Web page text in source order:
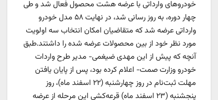
خودروهای وارداتی با عرضه هشت محصول فعال شد و طی
چهار دوره، به روز رسانی شد، در نهایت ۵٨ مدل خودرو
وارداتی عرضه شد که متقاضیان امکان انتخاب سه اولویت
مورد نظر خود از بین محصولات عرضه شده را داشتند.طبق
آنچه که پیش از این مهدی ضیغمی- مدیر طرح واردات
خودرو وزارت صمت- اعلام کرده بود، پس از پایان یافتن
مهلت ثبت‌نام در روز چهارشنبه (٢٢ اسفند ماه)، روز
پنجشنبه (٢٣ اسفند ماه) قرعه‌کشی این مرحله از عرضه